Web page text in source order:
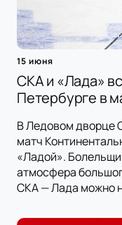
15 июня
СКА и «Лада»
Петербурге в
В Ледовом дворце
матч
«Ладой».
атмосфера
СКА — Лада можно